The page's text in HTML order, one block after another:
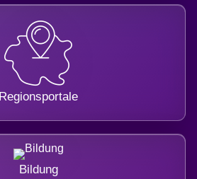
Regionsportale
Bildung